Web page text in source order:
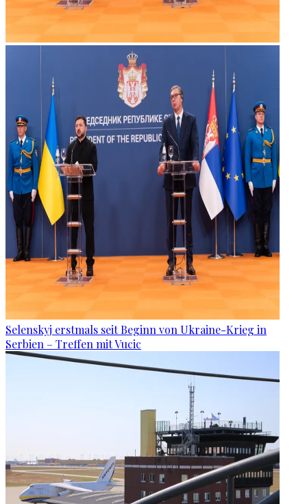
Selenskyj erstmals seit Beginn von Ukraine-Krieg in
Serbien – Treffen mit Vucic